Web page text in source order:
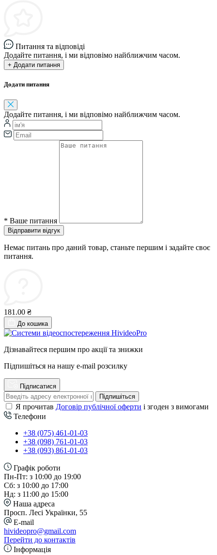
Питання та відповіді
Додайте питання, і ми відповімо найближчим часом.
+ Додати питання
Додати питання
Додайте питання, і ми відповімо найближчим часом.
* Ваше питання
Відправити відгук
Немає питань про даний товар, станьте першим і задайте своє
питання.
181.00 ₴
До кошика
Дізнавайтеся першим про акції та знижки
Підпишіться на нашу e-mail розсилку
Підписатися
Підпишіться
Я прочитав Договір публічної оферти і згоден з вимогами
Телефони
+38 (075) 461-01-03
+38 (098) 761-01-03
+38 (093) 861-01-03
Графік роботи
Пн-Пт: з 10:00 до 19:00
Сб: з 10:00 до 17:00
Нд: з 11:00 до 15:00
Наша адреса
Просп. Лесі Українки, 55
E-mail
hivideopro@gmail.com
Перейти до контактів
Інформація